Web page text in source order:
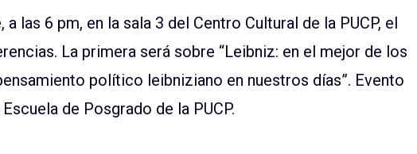
las 6 pm, en la sala 3 del Centro Cultural de la PUCP, el
La primera será sobre “Leibniz: en el mejor de los
político leibniziano en nuestros días”. Evento
de Posgrado de la PUCP.